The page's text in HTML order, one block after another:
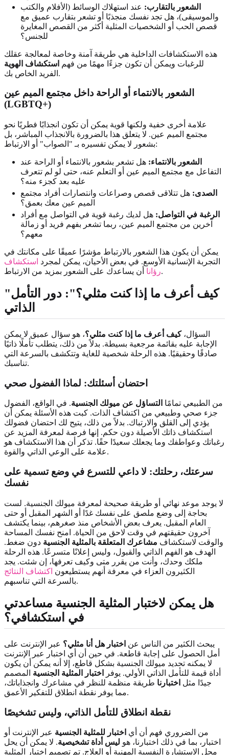
الشعور بالتقارب: عند استهلاك الوسائط (الأفلام والكتب
والموسيقى)، هل تجد نفسك منجذبًا أو تشعر بتقارب عميق مع
قصص الحب أو الشخصيات المثلية أكثر من القصص المغايرة
للجنس؟
هذه الاستكشافات الداخلية هي طريقة آمنة وخاصة لمعالجة عقلك
للرغبات ويمكن أن تكون جزءًا مهمًا من فهم استكشاف الهوية
الفريد الخاص بك.
الشعور بالانتماء أو الراحة داخل مجتمع الميم عين
(LGBTQ+)
علامة أخرى خفية ولكنها قوية يمكن أن تكون انجذابًا فطريًا نحو
مجتمع الميم عين. لا يتعلق هذا بالضرورة بالانجذاب المباشر، بل
بشعور لا يمكن تفسيره بـ "الصواب" أو الارتباط:
الشعور بالانتماء: هل تشعر بشعور بالانتماء أو الراحة عند
التفاعل مع مجتمع الميم عين أو التعلم عنه، حتى لو لم تتعرف
عليه بعد كجزء منه؟
الصدى: هل تتلاقى قصص وصراعات وانتصارات أفراد مجتمع
الميم عين معك بعمق؟
الرغبة في التواصل: هل لديك رغبة قوية في التواصل مع أفراد
آخرين من مجتمع الميم عين، ربما تشعر بفهم فريد أو زمالة
معهم؟
يمكن أن يكون هذا الشعور بالارتباط مؤشرًا عميقًا على مكانتك في
التجربة الإنسانية الأوسع. في بعض الأحيان، يمكن لمجرد استكشاف
رؤاناأن يساعدك على الشعور بمزيد من الارتباط.
"كيف أعرف ما إذا كنت مثلي؟": دور التأمل
الذاتي
السؤال،كيف أعرف ما إذا كنت مثلي؟، هو سؤال عميق لا يمكن
الإجابة عليه بقائمة مرجعية بسيطة. بدلاً من ذلك، يتطلب تأملًا ذاتيًا
صادقًا وحقيقيًا. هذه الرحلة شخصية للغاية وتتكشف بالسرعة التي
تناسبك.
احتضان أسئلتك: لماذا الفضول صحي
من الطبيعي تمامًا التساؤل عن ميولك الجنسية. في الواقع، الفضول
جزء صحي وطبيعي من اكتشاف الذات. كبت هذه الأسئلة يمكن أن
يؤدي إلى القلق والارتباك. بدلاً من ذلك، يتيح لك احتضان فضولك
استكشاف ذاتك الأصيلة دون حكم. إنها فرصة لمعرفة المزيد عن
رغباتك وعواطفك وما يجعلك سعيدًا حقًا. تذكر أن هذا الاستكشاف هو
علامة على الوعي الذاتي والقوة.
سرعتك، رحلتك: لا داعي للتسرع في وضع تسمية على
نفسك
لا يوجد موعد نهائي أو طريقة صحيحة لمعرفة ميولك الجنسية. لست
بحاجة إلى وضع ملصق على نفسك غدًا أو الشهر المقبل أو حتى
العام المقبل. يعرف بعض الأشخاص منذ صغرهم، بينما يكتشف
آخرون حقيقتهم في وقت لاحق من الحياة. امنح نفسك المساحة
والوقت لاستكشاف مشاعرك المتعلقة بالمثلية الجنسية دون ضغط.
الهدف هو الفهم الذاتي والقبول، وليس إعلانًا متسرعًا. هذه الرحلة
ملكك وحدك، وأنت من يقرر متى وكيف تعرفها، إن شئت. يجد
الكثيرون العزاء في معرفة أنهم يستطيعون اكتشاف النتائج
بالسرعة التي تناسبهم.
هل يمكن لاختبار المثلية الجنسية مساعدتي
في استكشافي؟
يبحث الكثير من الناس عن اختبار هل أنا مثلي؟ عبر الإنترنت على
أمل الحصول على إجابة قاطعة. في حين أن أي اختبار عبر الإنترنت
لا يمكنه تحديد ميولك الجنسية بشكل قاطع، إلا أنه يمكن أن يكون
أداة قيمة للتأمل الذاتي الأولي. يوفر
اختبار المثلية الجنسية المصمم
جيدًا مثل اختبارنا طريقة منظمة للنظر في مشاعرك وانجذاباتك،
مما يوفر نقطة انطلاق للتفكير الأعمق.
نقطة انطلاق للتأمل الذاتي، وليس تشخيصًا
من الضروري فهم أن أي اختبار للمثلية الجنسية عبر الإنترنت أو
اختبار، بما في ذلك اختبارنا، هو ليس أداة تشخيصية. لا يمكن أن يحل
محل الاستشارة النفسية المهنية أو العلاج. تم تصميم اختبار المثلية